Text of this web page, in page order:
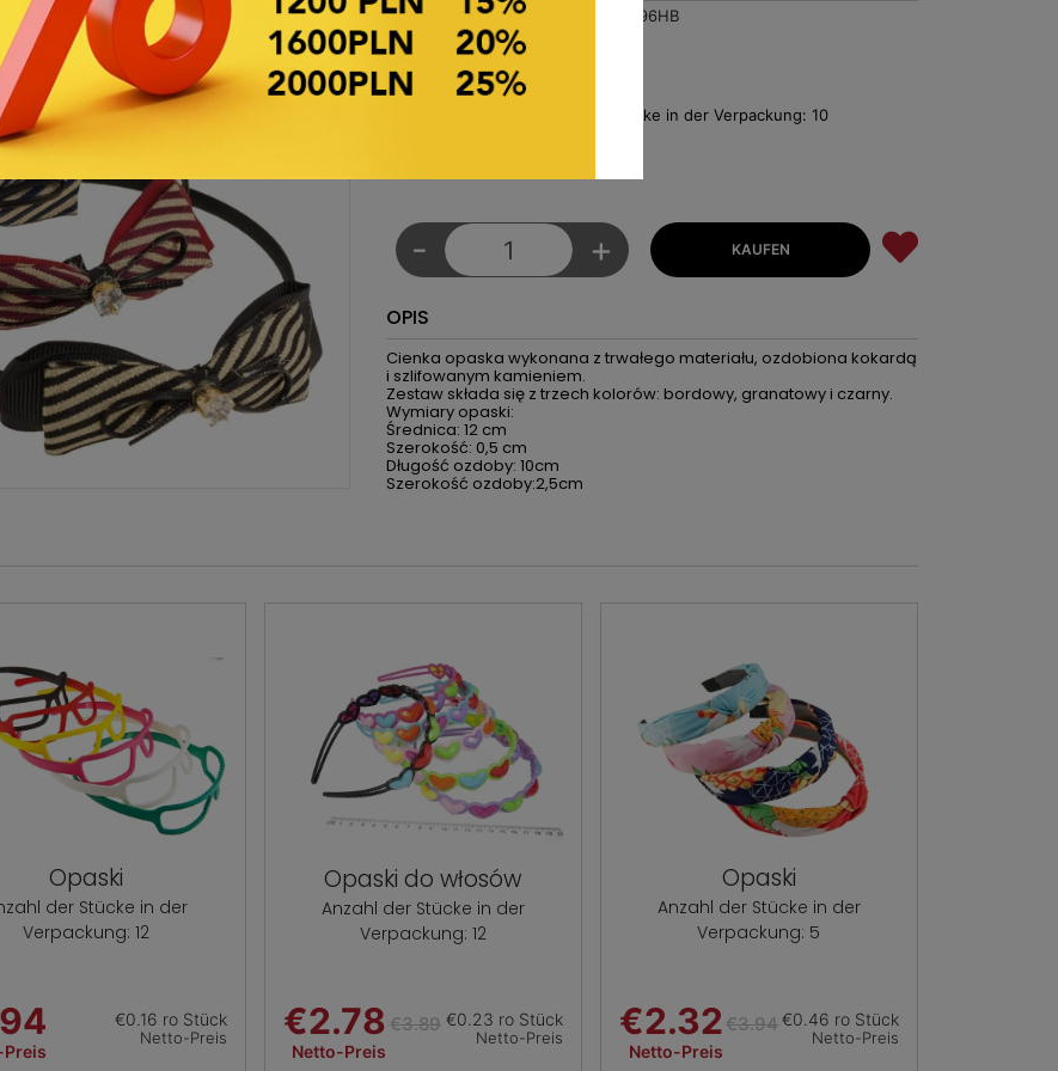
Produkt-Code:
BA2096HB
€2.79
Netto-Preis
Pro Packung - Anzahl der Stücke in der Verpackung: 10
- +
OPIS
Cienka opaska wykonana z trwałego materiału, ozdobiona kokardą
i szlifowanym kamieniem.
Zestaw składa się z trzech kolorów: bordowy, granatowy i czarny.
Wymiary opaski:
Średnica: 12 cm
Szerokość: 0,5 cm
Długość ozdoby: 10cm
Szerokość ozdoby:2,5cm
Opaski
der Stücke in der
Verpackung: 12
€0.16 ro Stück
Netto-Preis
Opaski do włosów
Anzahl der Stücke in der
Verpackung: 12
€2.78
Netto-Preis
€3.89 €0.23 ro Stück
Netto-Preis
Opaski
Anzahl der Stücke in der
Verpackung: 5
€2.32
Netto-Preis
€3.94 €0.46 ro Stück
Netto-Preis